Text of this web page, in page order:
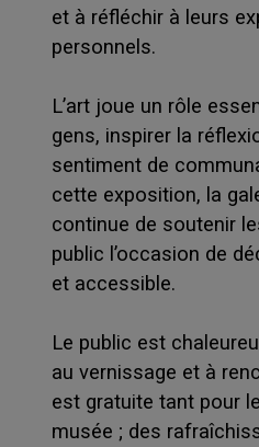
et à réfléchir à leurs
personnels.
L’art joue un rôle
gens, inspirer la
sentiment de
cette exposition, la
continue de soutenir
public l’occasion de
et accessible.
Le public est
au vernissage et à
est gratuite tant pour
musée ; des